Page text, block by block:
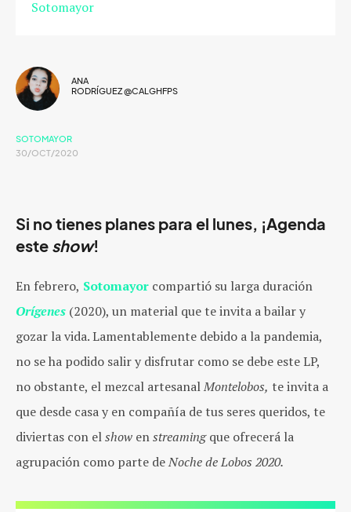
Sotomayor
ANA
RODRÍGUEZ @CALGHFPS
SOTOMAYOR
30/OCT/2020
Si no tienes planes para el lunes, ¡Agenda
este show!
En febrero, Sotomayor compartió su larga duración
Orígenes (2020), un material que te invita a bailar y
gozar la vida. Lamentablemente debido a la pandemia,
no se ha podido salir y disfrutar como se debe este LP,
no obstante, el mezcal artesanalMontelobos, te invita a
que desde casa y en compañía de tus seres queridos, te
diviertas con elshow enstreamingque ofrecerá la
agrupación como parte deNoche de Lobos 2020.